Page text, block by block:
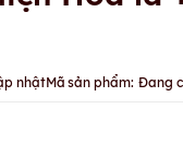
nhậtMã sản phẩm: Đang